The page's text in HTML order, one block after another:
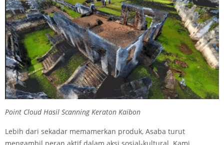
Point Cloud Hasil Scanning Keraton Kaibon
Lebih dari sekadar memamerkan produk, Asaba turut